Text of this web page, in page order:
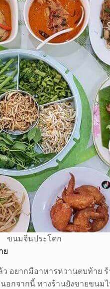
ขนมจีนประโดก
ย
อยากมีอาหารหวานตบท้าย
อกจากนี้ ทางร้านยังขายขน